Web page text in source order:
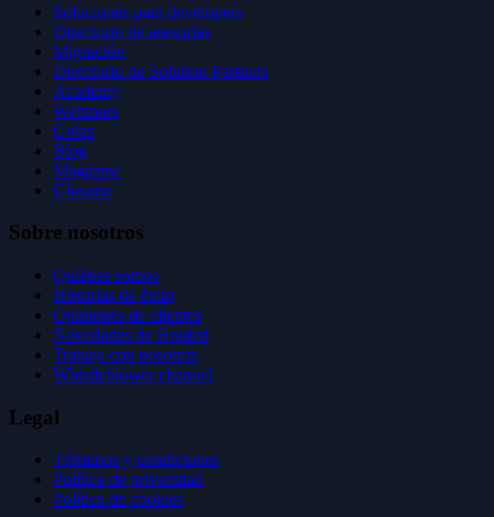
Soluciones para developers
Directorio de asesorías
Migración
Directorio de Solution Partners
Academy
Webinars
Guías
Blog
Magazine
Glosario
Sobre nosotros
Quiénes somos
Historias de éxito
Opiniones de clientes
Novedades de Holded
Trabaja con nosotros
Whistleblower channel
Legal
Términos y condiciones
Política de privacidad
Política de cookies